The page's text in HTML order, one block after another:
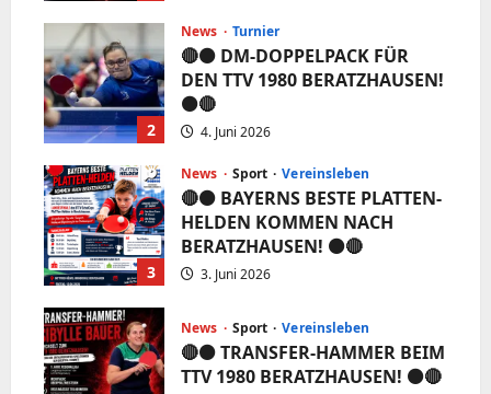
2
News Turnier
🔴⚫️ DM-DOPPELPACK FÜR
DEN TTV 1980 BERATZHAUSEN!
⚫️🔴
4. Juni 2026
3
News Sport Vereinsleben
🔴⚫️ BAYERNS BESTE PLATTEN-
HELDEN KOMMEN NACH
BERATZHAUSEN! ⚫️🔴
3. Juni 2026
News Sport Vereinsleben
🔴⚫️ TRANSFER-HAMMER BEIM
TTV 1980 BERATZHAUSEN! ⚫️🔴